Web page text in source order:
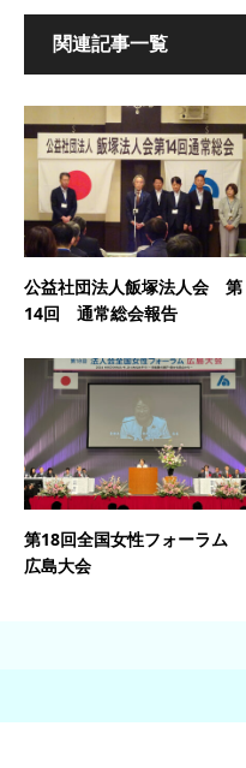
関連記事一覧
公益社団法人飯塚法人会 第
14回 通常総会報告
第18回全国女性フォーラム
広島大会